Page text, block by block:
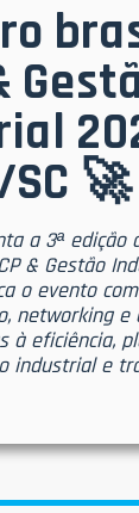
🚀
a 3ª edição
& Gestão
o evento
networking e
à eficiência,
industrial e